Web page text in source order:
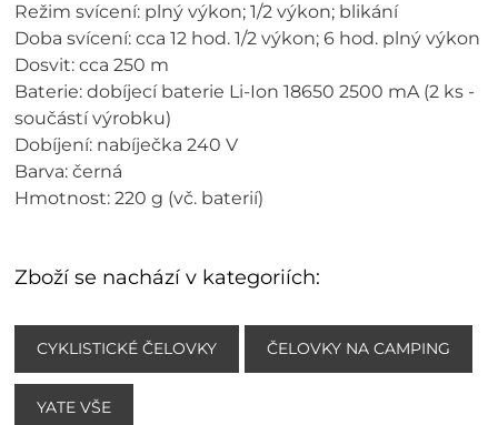
Režim svícení: plný výkon; 1/2 výkon; blikání
Doba svícení: cca 12 hod. 1/2 výkon; 6 hod. plný výkon
Dosvit: cca 250 m
Baterie: dobíjecí baterie Li-Ion 18650 2500 mA (2 ks -
součástí výrobku)
Dobíjení: nabíječka 240 V
Barva: černá
Hmotnost: 220 g (vč. baterií)
Zboží se nachází v kategoriích:
CYKLISTICKÉ ČELOVKY ČELOVKY NA CAMPING
YATE VŠE